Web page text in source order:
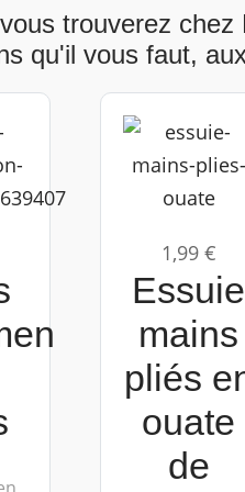
trouverez chez
qu'il vous faut,
1,99 €
Essuie
mains
pliés
ouate
de